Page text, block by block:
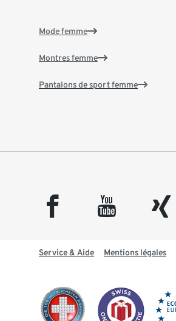
Mode femme
Montres femme
Pantalons de sport femme
facebook youtube xing
Service & Aide Mentions légales